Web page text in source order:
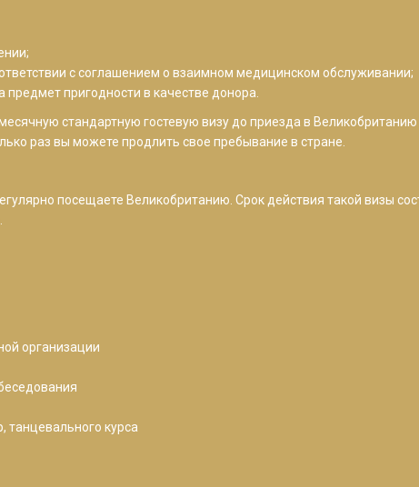
с соглашением о взаимном медицинском обслуживании;
пригодности в качестве донора.
стандартную гостевую визу до приезда в
раз вы можете продлить свое пребывание в стране.
посещаете Великобританию. Срок действия такой визы
организации
курса